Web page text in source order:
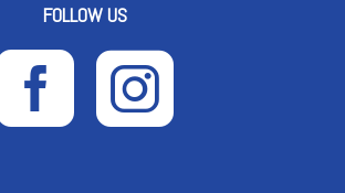
FOLLOW US